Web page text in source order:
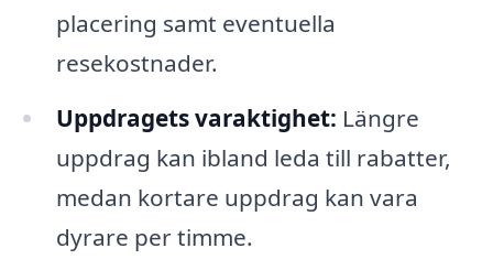
placering samt eventuella
resekostnader.
Uppdragets varaktighet: Längre
uppdrag kan ibland leda till rabatter,
medan kortare uppdrag kan vara
dyrare per timme.